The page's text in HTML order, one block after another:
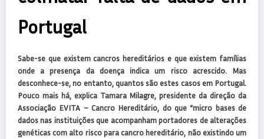
Portugal
Sabe-se que existem cancros hereditários e que existem famílias
onde a presença da doença indica um risco acrescido. Mas
desconhece-se, no entanto, quantos são estes casos em Portugal.
Pouco mais há, explica Tamara Milagre, presidente da direção da
Associação EVITA – Cancro Hereditário, do que “micro bases de
dados nas instituições que acompanham portadores de alterações
genéticas com alto risco para cancro hereditário, não existindo um